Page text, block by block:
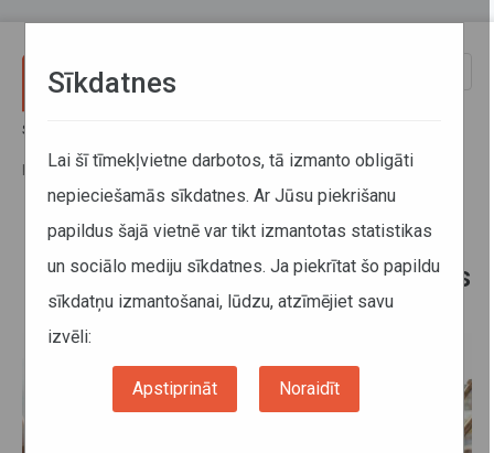
Sākums
pasažieru pārvadātājiem
Noteikts, kādi dokumenti,
ieceļojot Latvijā, ir jāuzrāda kravas
un pasažieru pārvadātājiem
Sīkdatnes
Lai šī tīmekļvietne darbotos, tā izmanto obligāti
nepieciešamās sīkdatnes. Ar Jūsu piekrišanu
papildus šajā vietnē var tikt izmantotas statistikas
un sociālo mediju sīkdatnes. Ja piekrītat šo papildu
sīkdatņu izmantošanai, lūdzu, atzīmējiet savu
izvēli:
Apstiprināt Noraidīt